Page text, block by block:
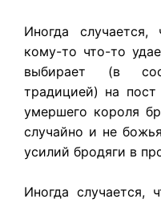
Иногда
кому-то что-то
выбирает (в
традицией) на
умершего короля
случайно и не
усилий бродяги в
Иногда случается,